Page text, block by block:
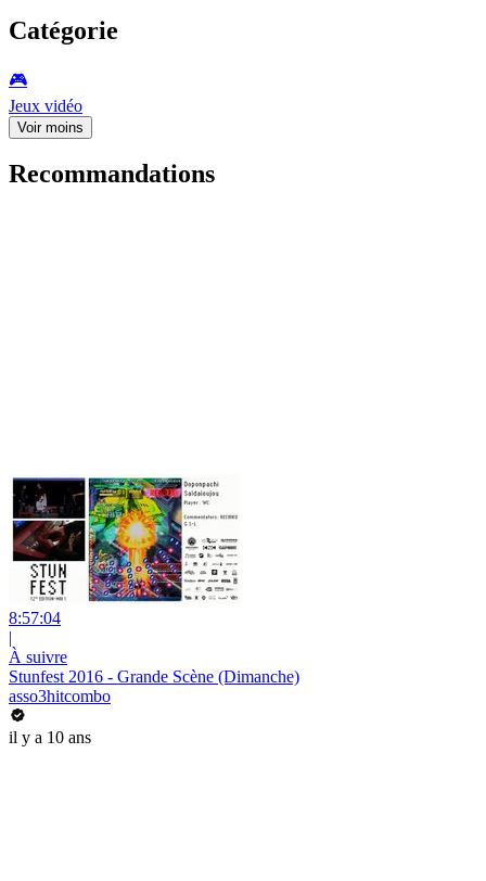
Catégorie
🎮️
Jeux vidéo
Voir moins
Recommandations
8:57:04
|
À suivre
Stunfest 2016 - Grande Scène (Dimanche)
asso3hitcombo
il y a 10 ans